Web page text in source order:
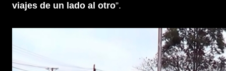
viajes de un lado al otro”.